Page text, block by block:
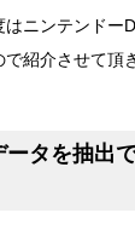
ニンテンドー
紹介させて頂
ータを抽出